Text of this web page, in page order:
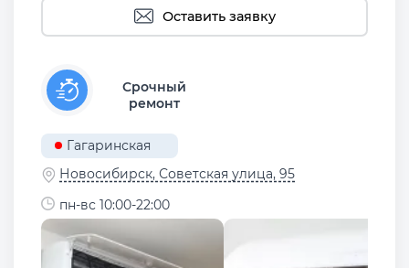
Оставить заявку
Срочный
ремонт
Гагаринская
Новосибирск, Советская улица, 95
пн-вс 10:00-22:00